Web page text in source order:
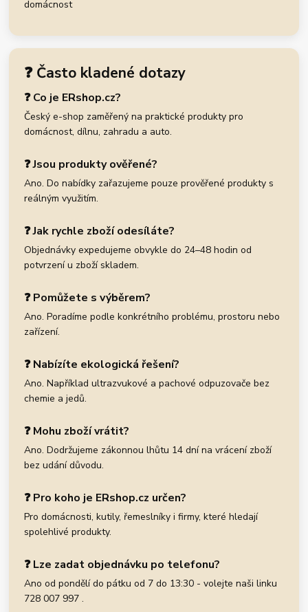
domácnost
❓ Často kladené dotazy
❓ Co je ERshop.cz?
Český e-shop zaměřený na praktické produkty pro
domácnost, dílnu, zahradu a auto.
❓ Jsou produkty ověřené?
Ano. Do nabídky zařazujeme pouze prověřené produkty s
reálným využitím.
❓ Jak rychle zboží odesíláte?
Objednávky expedujeme obvykle do 24–48 hodin od
potvrzení u zboží skladem.
❓ Pomůžete s výběrem?
Ano. Poradíme podle konkrétního problému, prostoru nebo
zařízení.
❓ Nabízíte ekologická řešení?
Ano. Například ultrazvukové a pachové odpuzovače bez
chemie a jedů.
❓ Mohu zboží vrátit?
Ano. Dodržujeme zákonnou lhůtu 14 dní na vrácení zboží
bez udání důvodu.
❓ Pro koho je ERshop.cz určen?
Pro domácnosti, kutily, řemeslníky i firmy, které hledají
spolehlivé produkty.
❓ Lze zadat objednávku po telefonu?
Ano od pondělí do pátku od 7 do 13:30 - volejte naši linku
728 007 997 .